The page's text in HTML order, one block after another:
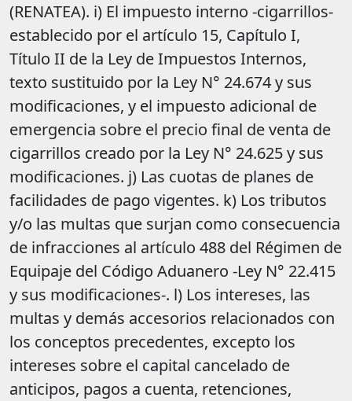
(RENATEA). i) El impuesto interno -cigarrillos-
establecido por el artículo 15, Capítulo I,
Título II de la Ley de Impuestos Internos,
texto sustituido por la Ley N° 24.674 y sus
modificaciones, y el impuesto adicional de
emergencia sobre el precio final de venta de
cigarrillos creado por la Ley N° 24.625 y sus
modificaciones. j) Las cuotas de planes de
facilidades de pago vigentes. k) Los tributos
y/o las multas que surjan como consecuencia
de infracciones al artículo 488 del Régimen de
Equipaje del Código Aduanero -Ley N° 22.415
y sus modificaciones-. l) Los intereses, las
multas y demás accesorios relacionados con
los conceptos precedentes, excepto los
intereses sobre el capital cancelado de
anticipos, pagos a cuenta, retenciones,